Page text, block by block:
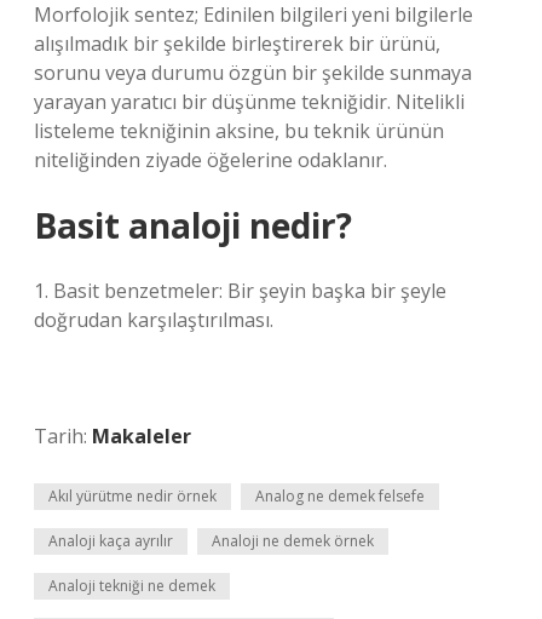
Morfolojik sentez; Edinilen bilgileri yeni bilgilerle
alışılmadık bir şekilde birleştirerek bir ürünü,
sorunu veya durumu özgün bir şekilde sunmaya
yarayan yaratıcı bir düşünme tekniğidir. Nitelikli
listeleme tekniğinin aksine, bu teknik ürünün
niteliğinden ziyade öğelerine odaklanır.
Basit analoji nedir?
1. Basit benzetmeler: Bir şeyin başka bir şeyle
doğrudan karşılaştırılması.
Tarih: Makaleler
Akıl yürütme nedir örnek Analog ne demek felsefe
Analoji kaça ayrılır Analoji ne demek örnek
Analoji tekniği ne demek